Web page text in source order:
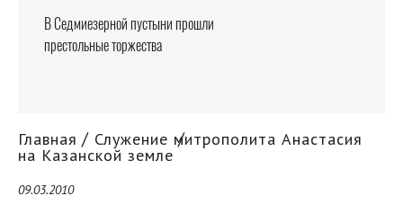
В Седмиезерной пустыни прошли
престольные торжества
Главная Служение митрополита Анастасия
на Казанской земле
09.03.2010